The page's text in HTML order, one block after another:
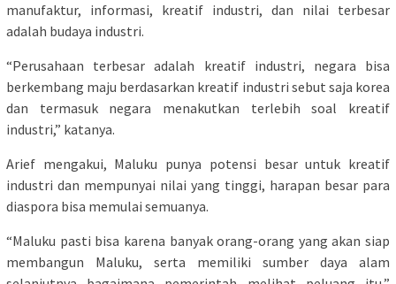
manufaktur, informasi, kreatif industri, dan nilai terbesar
adalah budaya industri.
“Perusahaan terbesar adalah kreatif industri, negara bisa
berkembang maju berdasarkan kreatif industri sebut saja korea
dan termasuk negara menakutkan terlebih soal kreatif
industri,” katanya.
Arief mengakui, Maluku punya potensi besar untuk kreatif
industri dan mempunyai nilai yang tinggi, harapan besar para
diaspora bisa memulai semuanya.
“Maluku pasti bisa karena banyak orang-orang yang akan siap
membangun Maluku, serta memiliki sumber daya alam